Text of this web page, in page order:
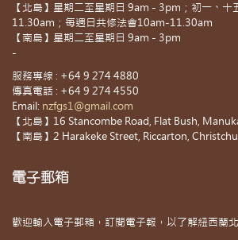
【北島】星期二至星期日 9am - 3pm；初一、
11.30am；每週日共修法會10am-11.30am
【南島】星期二至星期日 9am - 3pm
-
服務專線 : +64 9 274 4880
傳真電話 : +64 9 274 4550
Email: nzfgs1@gmail.com
【北島】16 Stancombe Road, Flat Bush,
【南島】2 Harakeke Street, Riccarton,
電子郵箱
歡迎輸入電子郵箱，訂閱電子報，以了解紐西蘭